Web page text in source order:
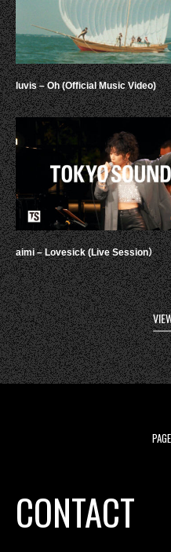
luvis – Oh (Official Music Video)
aimi – Lovesick (Live Session）
CONTACT